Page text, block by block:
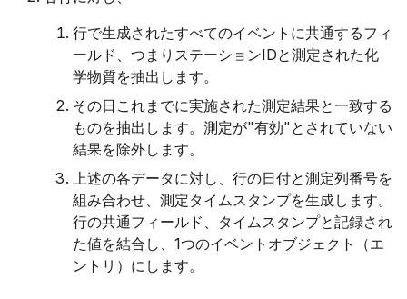
行で生成されたすべてのイベントに共通するフィ
ールド、つまりステーションIDと測定された化
学物質を抽出します。
その日これまでに実施された測定結果と一致する
ものを抽出します。測定が"有効"とされていない
結果を除外します。
上述の各データに対し、行の日付と測定列番号を
組み合わせ、測定タイムスタンプを生成します。
行の共通フィールド、タイムスタンプと記録され
た値を結合し、1つのイベントオブジェクト（エ
ントリ）にします。